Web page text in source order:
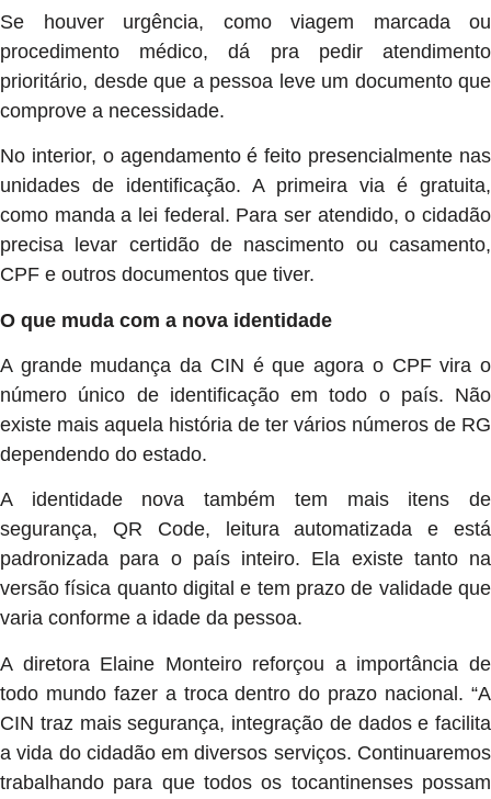
Se houver urgência, como viagem marcada ou
procedimento médico, dá pra pedir atendimento
prioritário, desde que a pessoa leve um documento que
comprove a necessidade.
No interior, o agendamento é feito presencialmente nas
unidades de identificação. A primeira via é gratuita,
como manda a lei federal. Para ser atendido, o cidadão
precisa levar certidão de nascimento ou casamento,
CPF e outros documentos que tiver.
O que muda com a nova identidade
A grande mudança da CIN é que agora o CPF vira o
número único de identificação em todo o país. Não
existe mais aquela história de ter vários números de RG
dependendo do estado.
A identidade nova também tem mais itens de
segurança, QR Code, leitura automatizada e está
padronizada para o país inteiro. Ela existe tanto na
versão física quanto digital e tem prazo de validade que
varia conforme a idade da pessoa.
A diretora Elaine Monteiro reforçou a importância de
todo mundo fazer a troca dentro do prazo nacional. “A
CIN traz mais segurança, integração de dados e facilita
a vida do cidadão em diversos serviços. Continuaremos
trabalhando para que todos os tocantinenses possam